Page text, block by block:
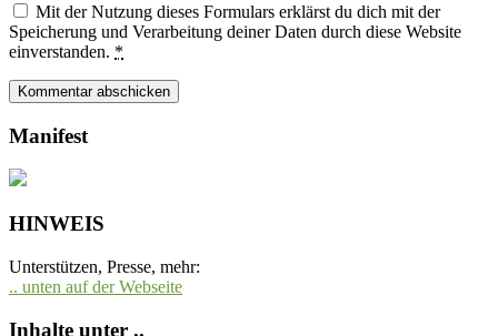
Mit der Nutzung dieses Formulars erklärst du dich mit der
Speicherung und Verarbeitung deiner Daten durch diese Website
einverstanden. *
Manifest
HINWEIS
Unterstützen, Presse, mehr:
.. unten auf der Webseite
Inhalte unter ..